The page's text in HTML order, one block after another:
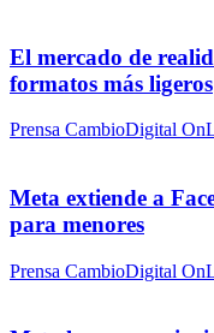
El mercado de
formatos más ligeros
Prensa CambioDigital
Meta extiende a
para menores
Prensa CambioDigital